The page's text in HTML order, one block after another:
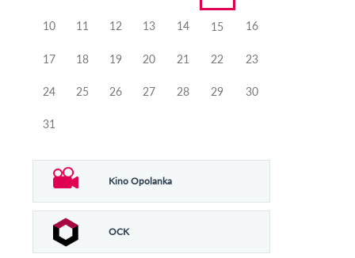
10 11 12 13 14 15 16
17 18 19 20 21 22 23
24 25 26 27 28 29 30
31
Kino Opolanka
OCK